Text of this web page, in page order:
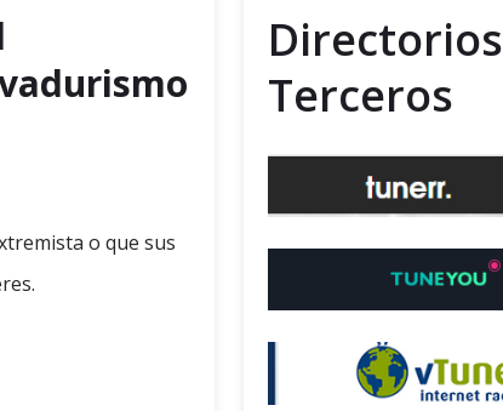
o que sus
Directorios
Terceros